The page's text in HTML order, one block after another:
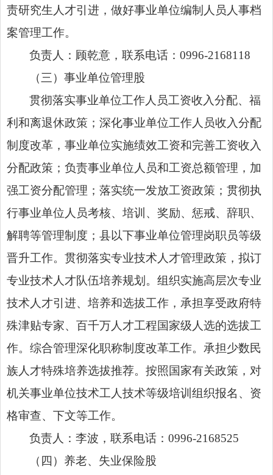
责研究生人才引进，做好事业单位编制人员人事档
案管理工作。
负责人： 顾乾意，联系电话：0996-2168118
（三）事业单位管理股
贯彻落实事业单位工作人员工资收入分配、福
利和离退休政策；深化事业单位工作人员收入分配
制度改革，事业单位实施绩效工资和完善工资收入
分配政策；负责事业单位人员和工资总额管理，加
强工资分配管理；落实统一发放工资政策； 贯彻执
行事业单位人员考核、培训、奖励、惩戒、辞职、
解聘等管理制度；县以下事业单位管理岗职员等级
晋升工作。贯彻落实专业技术人才管理政策， 拟订
专业技术人才队伍培养规划。组织实施高层次专业
技术人才引进、培养和选拔工作，承担享受政府特
殊津贴专家、百千万人才工程国家级人选的选拔工
作。综合管理深化职称制度改革工作。承担少数民
族人才特殊培养选拔推荐。按照国家有关政策，对
机关事业单位技术工人技术等级培训组织报名、资
格审查、下文等工作。
负责人：李波，联系电话：0996-2168525
（四） 养老、失业保险股